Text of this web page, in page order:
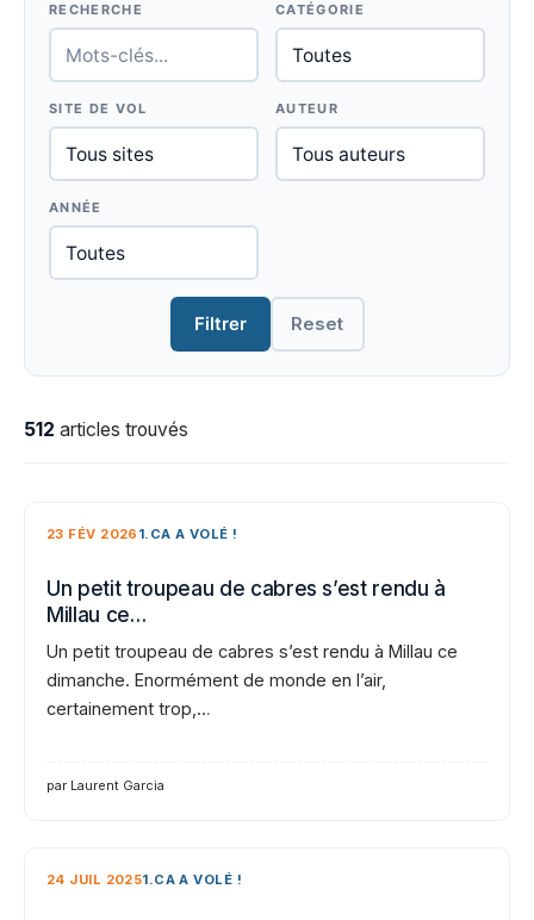
RECHERCHE CATÉGORIE
SITE DE VOL AUTEUR
ANNÉE
Filtrer Reset
512 articles trouvés
23 FÉV 2026 1.CA A VOLÉ !
Un petit troupeau de cabres s’est rendu à
Millau ce…
Un petit troupeau de cabres s’est rendu à Millau ce
dimanche. Enormément de monde en l’air,
certainement trop,…
par Laurent Garcia
24 JUIL 20251.CA A VOLÉ !